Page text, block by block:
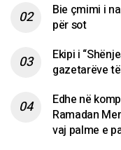
Bie çmimi i
për sot
Ekipi i
gazetarëve
Edhe në
Ramadan
vaj palme e